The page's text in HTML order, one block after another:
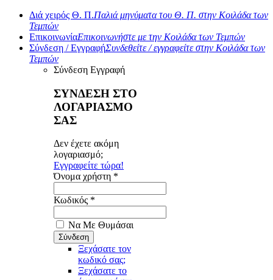
Διά χειρός Θ. Π.Παλιά μηνύματα του Θ. Π. στην Κοιλάδα των
Τεμπών
ΕπικοινωνίαΕπικοινωνήστε με την Κοιλάδα των Τεμπών
Σύνδεση / ΕγγραφήΣυνδεθείτε / εγγραφείτε στην Κοιλάδα των
Τεμπών
Σύνδεση Εγγραφή
ΣΥΝΔΕΣΗ ΣΤΟ
ΛΟΓΑΡΙΑΣΜΟ
ΣΑΣ
Δεν έχετε ακόμη
λογαριασμό;
Εγγραφείτε τώρα!
Όνομα χρήστη *
Κωδικός *
Να Με Θυμάσαι
Ξεχάσατε τον
κωδικό σας;
Ξεχάσατε το